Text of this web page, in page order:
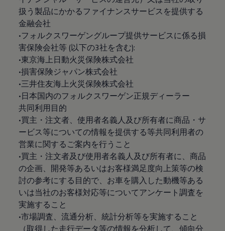
扱う製品にかかるファイナンスサービスを提供する
金融会社
•フォルクスワーゲングループ提供サービスに係る損
害保険会社等 (以下の3社を含む):
•東京海上日動火災保険株式会社
•損害保険ジャパン株式会社
•三井住友海上火災保険株式会社
•日本国内のフォルクスワーゲン正規ディーラー
共同利用目的
•買主・注文者、使用者名義人及び所有者に商品・サ
ービス等についての情報を提供する等共同利用者の
営業に関するご案内を行うこと
•買主・注文者及び使用者名義人及び所有者に、商品
の企画、開発等あるいはお客様満足度向上策等の検
討の参考にする目的で、お車を購入した動機等ある
いは当社のお客様対応等についてアンケート調査を
実施すること
•市場調査、流通分析、統計分析等を実施すること
（取得した走行データ等の情報を分析して、傾向分